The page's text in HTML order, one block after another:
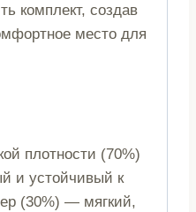
комплект, создав
место для
плотности (70%)
и устойчивый к
(30%) — мягкий,